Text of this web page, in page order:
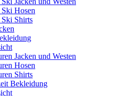
Hosen
Shirts
Jacken und Westen
Hosen
Shirts
Bekleidung